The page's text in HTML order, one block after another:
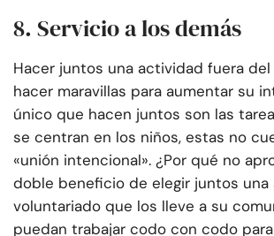
8. Servicio a los demás
Hacer juntos una actividad fuera
hacer maravillas para aumentar su
único que hacen juntos son las
se centran en los niños, estas no
«unión intencional». ¿Por qué no
doble beneficio de elegir juntos
voluntariado que los lleve a su
puedan trabajar codo con codo